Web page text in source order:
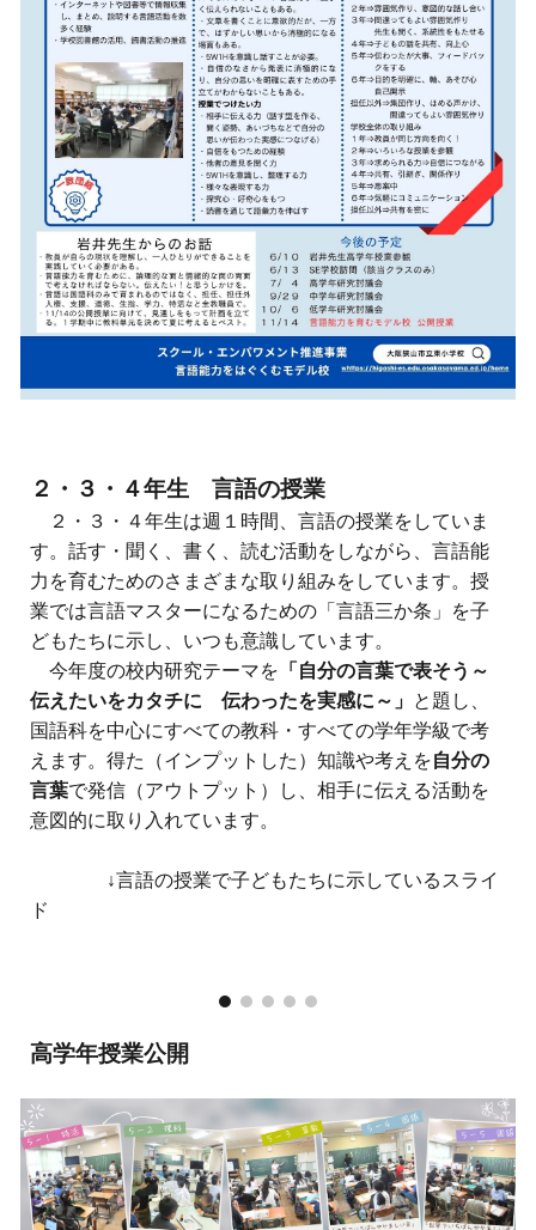
２・３・４年生 言語の授業
２・３・４年生は週１時間、言語の授業をしていま
す。話す・聞く、書く、読む活動をしながら、言語能
力を育むためのさまざまな取り組みをしています。授
業では言語マスターになるための「言語三か条」を子
どもたちに示し、いつも意識しています。
今年度の校内研究テーマを 「自分の言葉で表そう～
伝えたいをカタチに 伝わったを実感に～」 と題し、
国語科を中心にすべての教科・すべての学年学級で考
えます。得た （インプットした）知識や考えを自分の
言葉で発信（アウトプット）し、相手に伝える活動を
意図的に取り入れています。
↓言語の授業で子どもたちに示しているスライ
ド
高学年授業公開